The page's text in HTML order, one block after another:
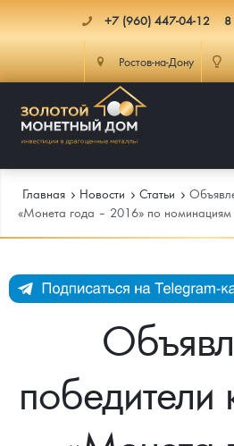
+7 (960) 447-04-12
Ростов-на-Дону
Каталог Монет
Инвестиционные монеты
Монеты Россия и СССР
Памятные и старинные монеты
Памятные монеты России и СССР
Монеты и жетоны ЗМД
Инфо
Как сделать заказ
Подлинность монет
Главная Новости Cтатьи
«Монета года – 2016» по номинациям
победители